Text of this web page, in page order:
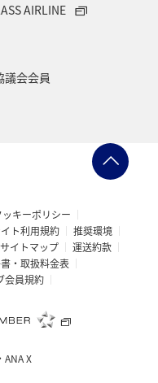
AIRLINE
議会会員
ッキーポリシー
ト利用規約
推奨環境
サイトマップ
運送約款
・取扱料金表
会員規約
ANA X